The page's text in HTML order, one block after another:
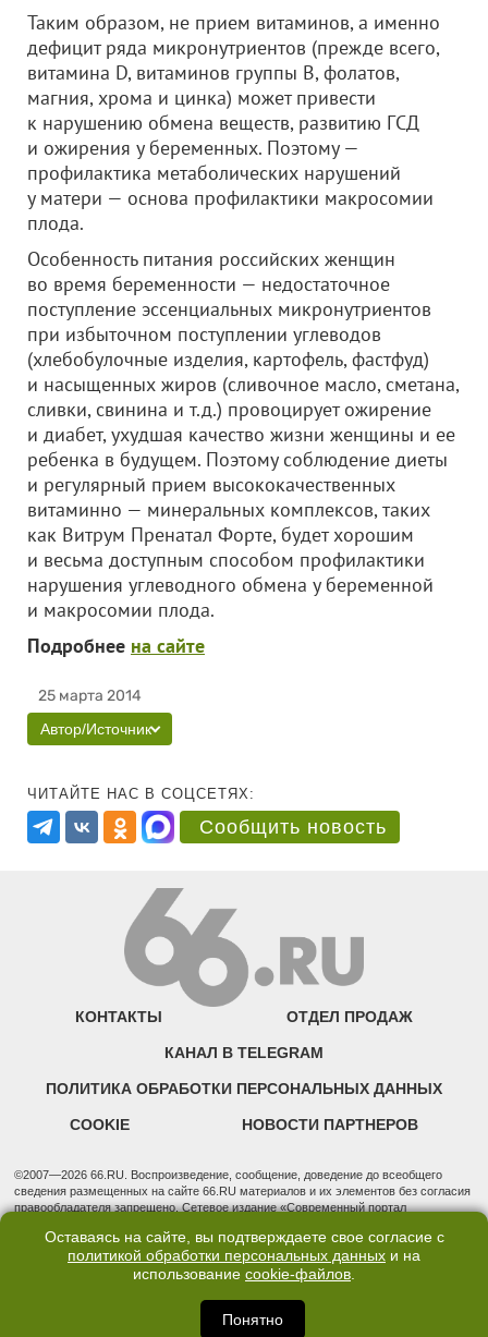
Таким образом, не прием витаминов, а именно
дефицит ряда микронутриентов (прежде всего,
витамина D, витаминов группы В, фолатов,
магния, хрома и цинка) может привести
к нарушению обмена веществ, развитию ГСД
и ожирения у беременных. Поэтому —
профилактика метаболических нарушений
у матери — основа профилактики макросомии
плода.
Особенность питания российских женщин
во время беременности — недостаточное
поступление эссенциальных микронутриентов
при избыточном поступлении углеводов
(хлебобулочные изделия, картофель, фастфуд)
и насыщенных жиров (сливочное масло, сметана,
сливки, свинина и т.д.) провоцирует ожирение
и диабет, ухудшая качество жизни женщины и ее
ребенка в будущем. Поэтому соблюдение диеты
и регулярный прием высококачественных
витаминно — минеральных комплексов, таких
как Витрум Пренатал Форте, будет хорошим
и весьма доступным способом профилактики
нарушения углеводного обмена у беременной
и макросомии плода.
Подробнее на сайте
25 марта 2014
Автор/Источник
ЧИТАЙТЕ НАС В СОЦСЕТЯХ:
Сообщить новость
КОНТАКТЫ ОТДЕЛ ПРОДАЖ
КАНАЛ В TELEGRAM
ПОЛИТИКА ОБРАБОТКИ ПЕРСОНАЛЬНЫХ ДАННЫХ
COOKIE НОВОСТИ ПАРТНЕРОВ
©2007—2026 66.RU. Воспроизведение, сообщение, доведение до всеобщего
сведения размещенных на сайте 66.RU материалов и их элементов без согласия
правообладателя запрещено. Сетевое издание «Современный портал
надзору в сфере связи, информационных технологий и массовых коммуникаций
(Роскомнадзор). Регистрационный номер ЭЛ № ФС 77 - 76634 от 02.09.2019
Учредитель: Общество с ограниченной ответственностью "66.ру". Юридический
3, оф. 7015 Фактический адрес редакции и отдела продаж: 620014, Свердловская
обл., г. Екатеринбург, ул. Бориса Ельцина, д. 3, оф. 7015, +7 (343) 288-50-66
Оставаясь на сайте, вы подтверждаете свое согласие с
политикой обработки персональных данных и на
использование cookie-файлов.
Понятно